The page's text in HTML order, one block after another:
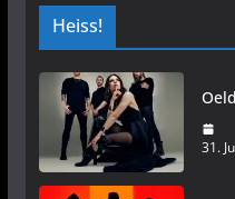
Heiss!
31.